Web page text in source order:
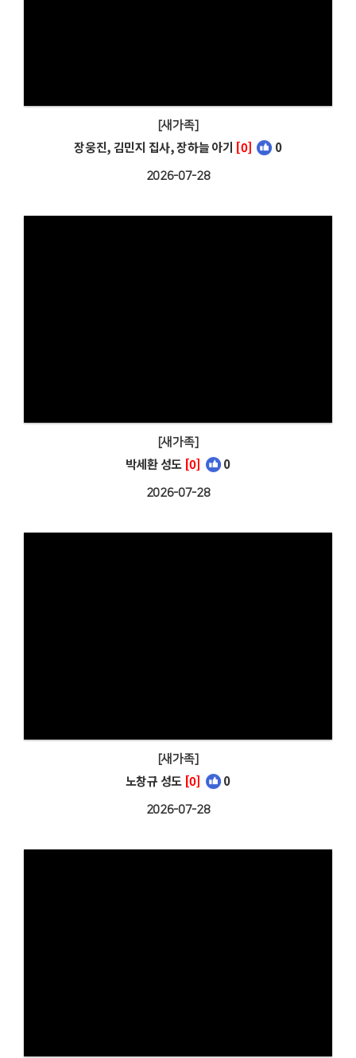
[새가족]
장웅진, 김민지 집사, 장하늘 아기 [0] 0
2026-07-28
[새가족]
박세환 성도 [0] 0
2026-07-28
[새가족]
노창규 성도 [0] 0
2026-07-28